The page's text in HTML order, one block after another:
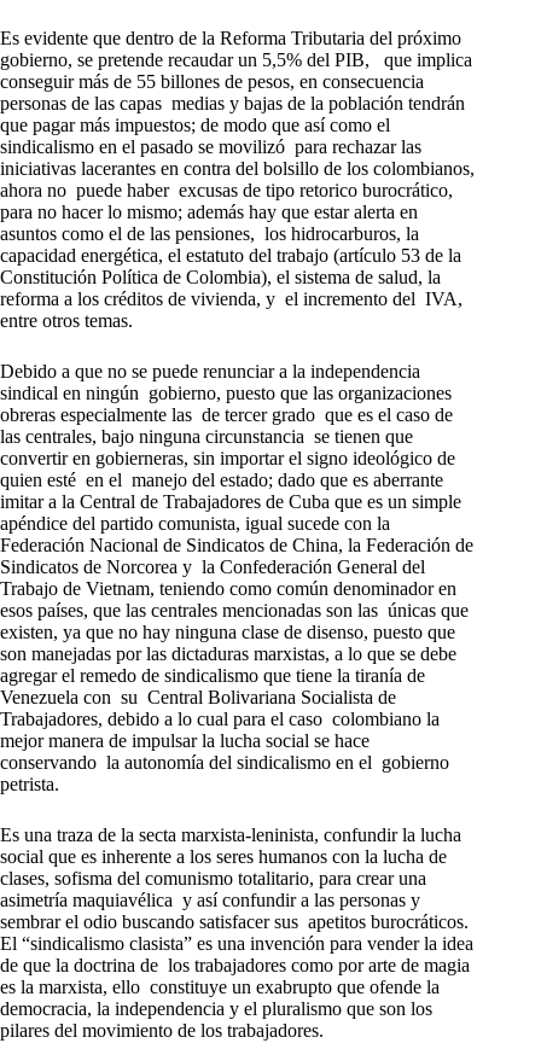
Es evidente que dentro de la Reforma Tributaria del próximo
gobierno, se pretende recaudar un 5,5% del PIB, que implica
conseguir más de 55 billones de pesos, en consecuencia
personas de las capas medias y bajas de la población tendrán
que pagar más impuestos; de modo que así como el
sindicalismo en el pasado se movilizó para rechazar las
iniciativas lacerantes en contra del bolsillo de los colombianos,
ahora no puede haber excusas de tipo retorico burocrático,
para no hacer lo mismo; además hay que estar alerta en
asuntos como el de las pensiones, los hidrocarburos, la
capacidad energética, el estatuto del trabajo (artículo 53 de la
Constitución Política de Colombia), el sistema de salud, la
reforma a los créditos de vivienda, y el incremento del IVA,
entre otros temas.
Debido a que no se puede renunciar a la independencia
sindical en ningún gobierno, puesto que las organizaciones
obreras especialmente las de tercer grado que es el caso de
las centrales, bajo ninguna circunstancia se tienen que
convertir en gobierneras, sin importar el signo ideológico de
quien esté en el manejo del estado; dado que es aberrante
imitar a la Central de Trabajadores de Cuba que es un simple
apéndice del partido comunista, igual sucede con la
Federación Nacional de Sindicatos de China, la Federación de
Sindicatos de Norcorea y la Confederación General del
Trabajo de Vietnam, teniendo como común denominador en
esos países, que las centrales mencionadas son las únicas que
existen, ya que no hay ninguna clase de disenso, puesto que
son manejadas por las dictaduras marxistas, a lo que se debe
agregar el remedo de sindicalismo que tiene la tiranía de
Venezuela con su Central Bolivariana Socialista de
Trabajadores, debido a lo cual para el caso colombiano la
mejor manera de impulsar la lucha social se hace
conservando la autonomía del sindicalismo en el gobierno
petrista.
Es una traza de la secta marxista-leninista, confundir la lucha
social que es inherente a los seres humanos con la lucha de
clases, sofisma del comunismo totalitario, para crear una
asimetría maquiavélica y así confundir a las personas y
sembrar el odio buscando satisfacer sus apetitos burocráticos.
El “sindicalismo clasista” es una invención para vender la idea
de que la doctrina de los trabajadores como por arte de magia
es la marxista, ello constituye un exabrupto que ofende la
democracia, la independencia y el pluralismo que son los
pilares del movimiento de los trabajadores.